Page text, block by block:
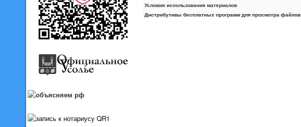
Условия использования материалов
Дистрибутивы бесплатных программ для просмотра файлов